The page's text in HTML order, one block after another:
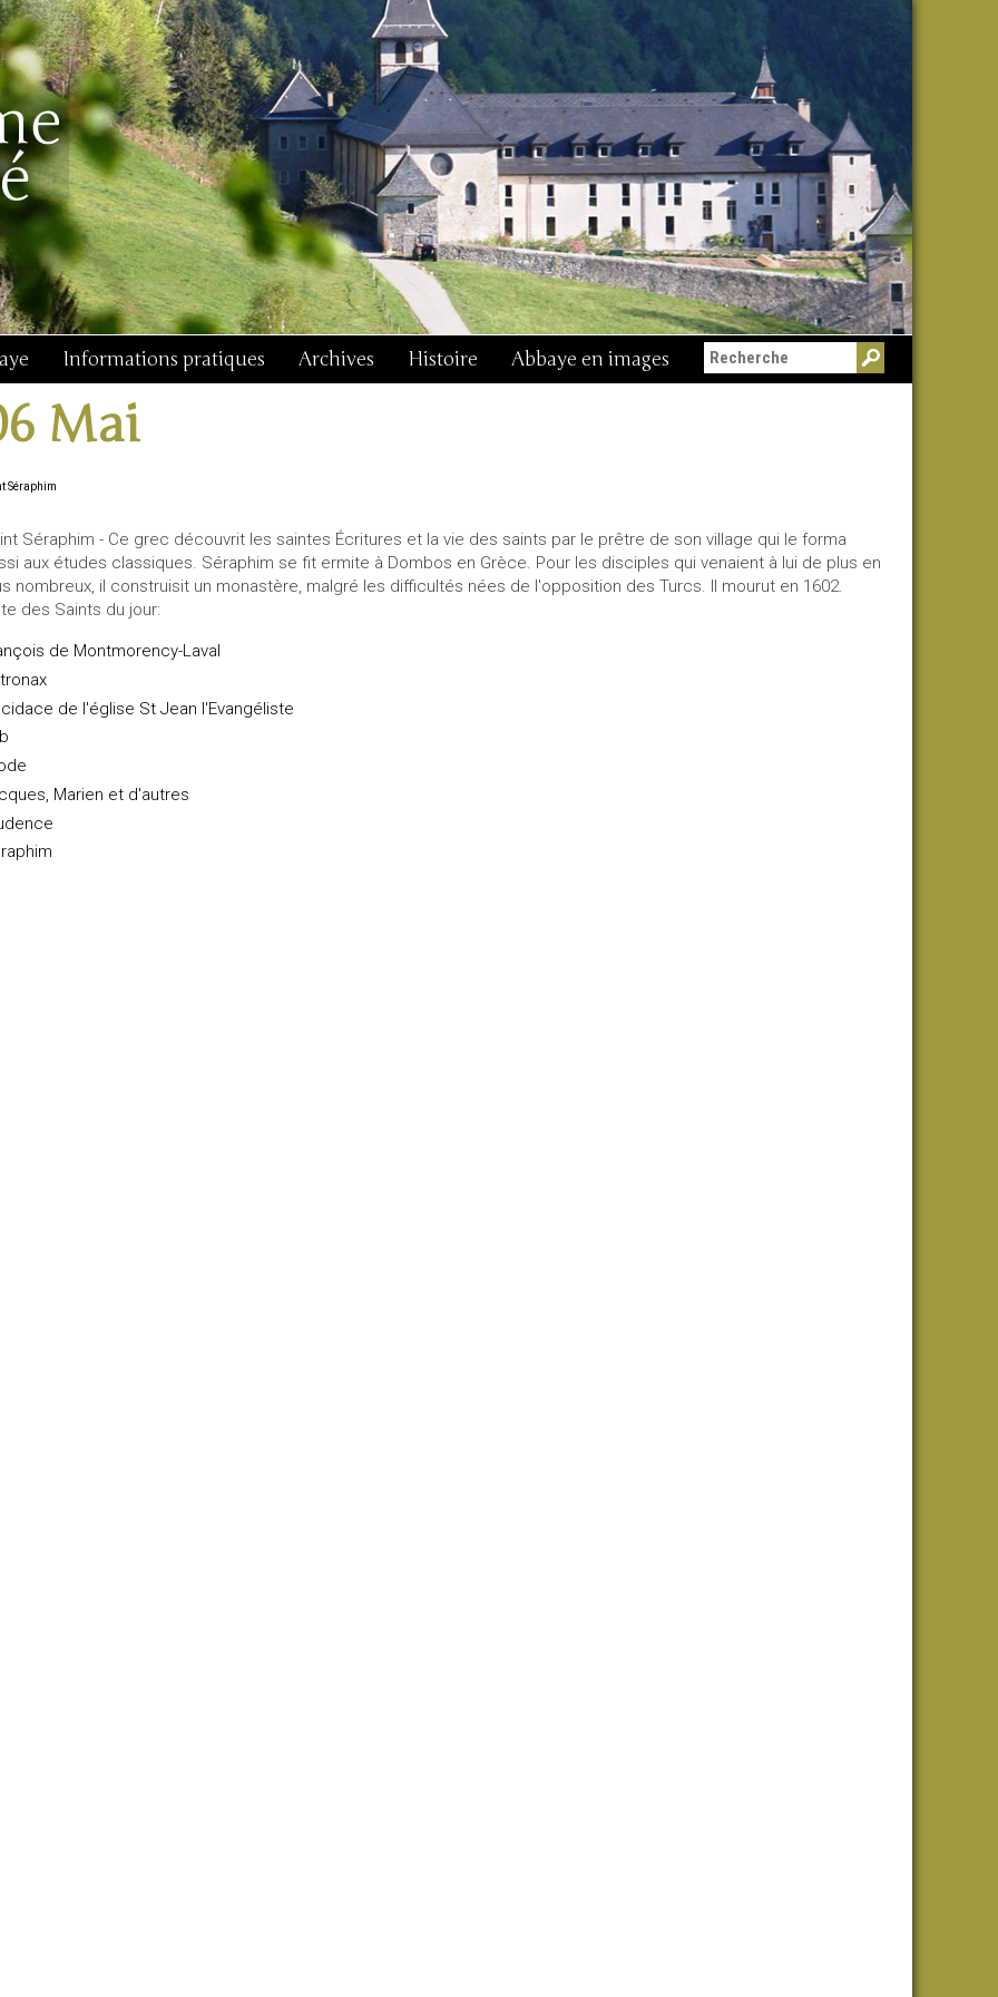
Informations pratiques Archives Histoire Abbaye en images
Mai
Séraphim
Séraphim - Ce grec découvrit les saintes Écritures et la vie des saints par le prêtre de son village qui le forma
aux études classiques. Séraphim se fit ermite à Dombos en Grèce. Pour les disciples qui venaient à lui de plus en
nombreux, il construisit un monastère, malgré les difficultés nées de l'opposition des Turcs. Il mourut en 1602.
des Saints du jour:
de Montmorency-Laval
de l'église St Jean l'Evangéliste
Marien et d'autres